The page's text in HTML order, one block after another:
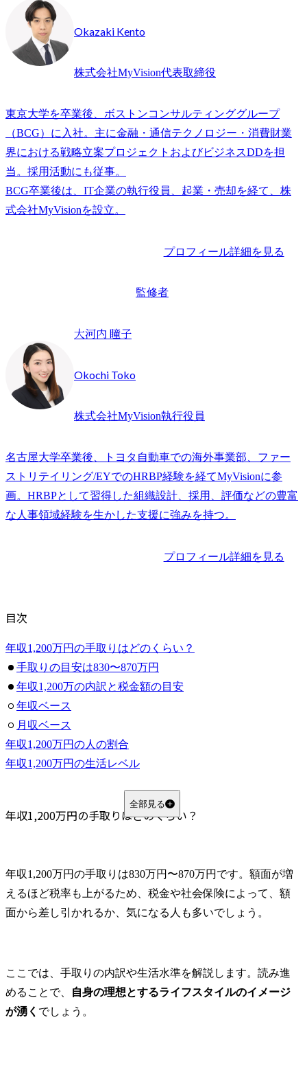
Okazaki Kento
株式会社MyVision代表取締役
東京大学を卒業後、ボストンコンサルティンググループ
（BCG）に入社。主に金融・通信テクノロジー・消費財業
界における戦略立案プロジェクトおよびビジネスDDを担
当。採用活動にも従事。
BCG卒業後は、IT企業の執行役員、起業・売却を経て、株
プロフィール詳細を見る
監修者
大河内 瞳子
Okochi Toko
株式会社MyVision執行役員
名古屋大学卒業後、トヨタ自動車での海外事業部、ファー
ストリテイリング/EYでのHRBP経験を経てMyVisionに参
画。HRBPとして習得した組織設計、採用、評価などの豊富
な人事領域経験を生かした支援に強みを持つ。
プロフィール詳細を見る
目次
年収1,200万円の手取りはどのくらい？
手取りの目安は830〜870万円
年収1,200万の内訳と税金額の目安
年収ベース
月収ベース
年収1,200万円の人の割合
年収1,200万円の生活レベル
年収1,200万円の手取りに関するFAQ
Q.手取りを増やすための効果的な節税対策は？
Q.夫婦で年収が1,200万円の場合と、独身の場合で控除額は変わる？
まとめ
全部見る
年収1,200万円の手取りはどのくらい？
年収1,200万円の手取りは830万円〜870万円です。額面が増
えるほど税率も上がるため、税金や社会保険によって、額
面から差し引かれるか、気になる人も多いでしょう。
ここでは、手取りの内訳や生活水準を解説します。読み進
めることで、
自身の理想とするライフスタイルのイメージ
が湧く でしょう。